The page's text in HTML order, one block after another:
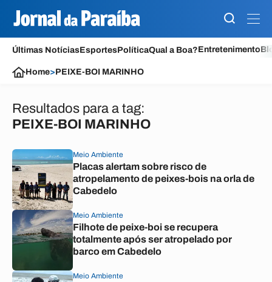
Últimas NotíciasEsportesPolíticaQual a Boa?Entretenimento
Home>PEIXE-BOI MARINHO
Resultados para a tag:
PEIXE-BOI MARINHO
Meio Ambiente
Placas alertam sobre risco de
atropelamento de peixes-bois na orla de
Cabedelo
Meio Ambiente
Filhote de peixe-boi se recupera
totalmente após ser atropelado por
barco em Cabedelo
Meio Ambiente